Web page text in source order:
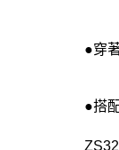
●穿
●搭